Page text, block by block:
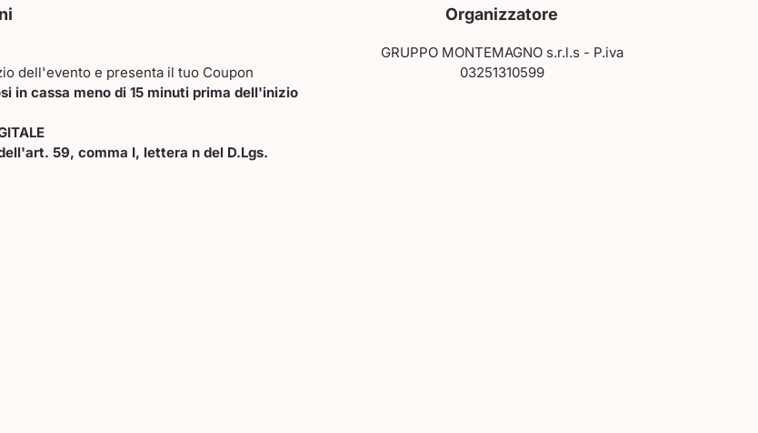
dell'evento e presenta il tuo Coupon
in cassa meno di 15 minuti prima dell'inizio
59, comma I, lettera n del D.Lgs.
Organizzatore
GRUPPO MONTEMAGNO s.r.l.s - P.iva
03251310599